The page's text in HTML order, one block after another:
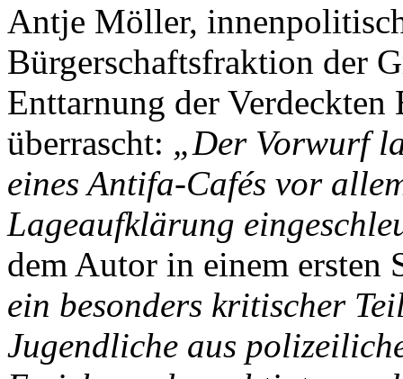
Antje Möller,
Bürgerschaftsfraktion der
Enttarnung der
überrascht: „Der Vorwurf
eines Antifa-Cafés vor
Lageaufklärung
dem Autor in einem ersten
ein besonders kritischer
Jugendliche aus